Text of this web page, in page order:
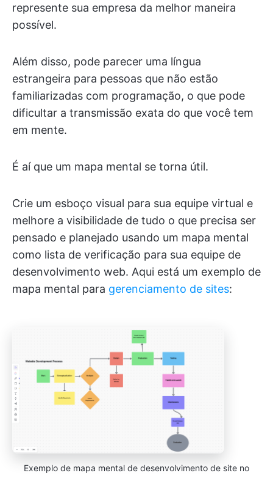
represente sua empresa da melhor maneira
possível.
Além disso, pode parecer uma língua
estrangeira para pessoas que não estão
familiarizadas com programação, o que pode
dificultar a transmissão exata do que você tem
em mente.
É aí que um mapa mental se torna útil.
Crie um esboço visual para sua equipe virtual e
melhore a visibilidade de tudo o que precisa ser
pensado e planejado usando um mapa mental
como lista de verificação para sua equipe de
desenvolvimento web. Aqui está um exemplo de
mapa mental para gerenciamento de sites:
Exemplo de mapa mental de desenvolvimento de site no